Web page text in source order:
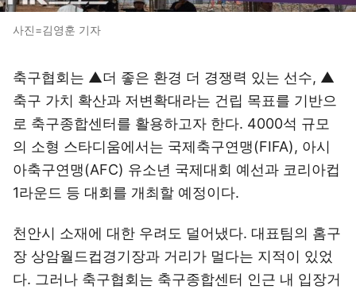
사진=김영훈 기자
축구협회는 ▲더 좋은 환경 더 경쟁력 있는 선수, ▲
축구 가치 확산과 저변확대라는 건립 목표를 기반으
로 축구종합센터를 활용하고자 한다. 4000석 규모
의 소형 스타디움에서는 국제축구연맹(FIFA), 아시
아축구연맹(AFC) 유소년 국제대회 예선과 코리아컵
1라운드 등 대회를 개최할 예정이다.
천안시 소재에 대한 우려도 덜어냈다. 대표팀의 홈구
장 상암월드컵경기장과 거리가 멀다는 지적이 있었
다. 그러나 축구협회는 축구종합센터 인근 내 입장거